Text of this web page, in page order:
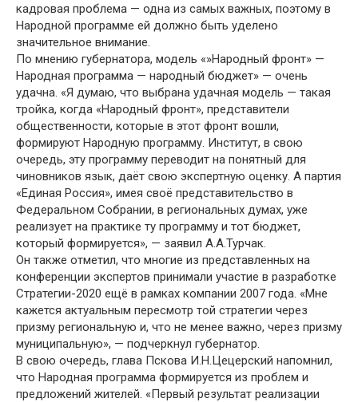
кадровая проблема — одна из самых важных, поэтому в
Народной программе ей должно быть уделено
значительное внимание.
По мнению губернатора, модель «»Народный фронт» —
Народная программа — народный бюджет» — очень
удачна. «Я думаю, что выбрана удачная модель — такая
тройка, когда «Народный фронт», представители
общественности, которые в этот фронт вошли,
формируют Народную программу. Институт, в свою
очередь, эту программу переводит на понятный для
чиновников язык, даёт свою экспертную оценку. А партия
«Единая Россия», имея своё представительство в
Федеральном Собрании, в региональных думах, уже
реализует на практике ту программу и тот бюджет,
который формируется», — заявил А.А.Турчак.
Он также отметил, что многие из представленных на
конференции экспертов принимали участие в разработке
Стратегии-2020 ещё в рамках компании 2007 года. «Мне
кажется актуальным пересмотр той стратегии через
призму региональную и, что не менее важно, через призму
муниципальную», — подчеркнул губернатор.
В свою очередь, глава Пскова И.Н.Цецерский напомнил,
что Народная программа формируется из проблем и
предложений жителей. «Первый результат реализации